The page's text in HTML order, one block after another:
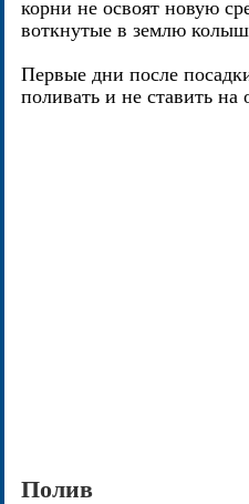
корни не освоят новую
воткнутые в землю
Первые дни после
поливать и не ставить на
Полив